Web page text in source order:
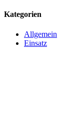
Kategorien
Allgemein
Einsatz